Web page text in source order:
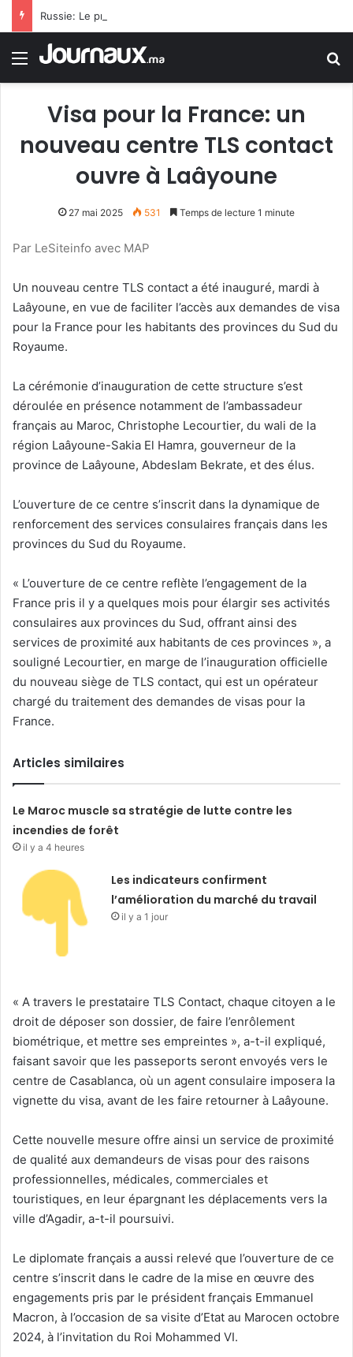
Menu
Visa pour la France: un
nouveau centre TLS contact
ouvre à Laâyoune
27 mai 2025 531 Temps de lecture 1 minute
Par LeSiteinfo avec MAP
Un nouveau centre TLS contact a été inauguré, mardi à
Laâyoune, en vue de faciliter l’accès aux demandes de visa
pour la France pour les habitants des provinces du Sud du
Royaume.
La cérémonie d’inauguration de cette structure s’est
déroulée en présence notamment de l’ambassadeur
français au Maroc, Christophe Lecourtier, du wali de la
région Laâyoune-Sakia El Hamra, gouverneur de la
province de Laâyoune, Abdeslam Bekrate, et des élus.
L’ouverture de ce centre s’inscrit dans la dynamique de
renforcement des services consulaires français dans les
provinces du Sud du Royaume.
« L’ouverture de ce centre reflète l’engagement de la
France pris il y a quelques mois pour élargir ses activités
consulaires aux provinces du Sud, offrant ainsi des
services de proximité aux habitants de ces provinces », a
souligné Lecourtier, en marge de l’inauguration officielle
du nouveau siège de TLS contact, qui est un opérateur
chargé du traitement des demandes de visas pour la
France.
Articles similaires
Le Maroc muscle sa stratégie de lutte contre les
incendies de forêt
il y a 4 heures
Les indicateurs confirment
l’amélioration du marché du travail
il y a 1 jour
« A travers le prestataire TLS Contact, chaque citoyen a le
droit de déposer son dossier, de faire l’enrôlement
biométrique, et mettre ses empreintes », a-t-il expliqué,
faisant savoir que les passeports seront envoyés vers le
centre de Casablanca, où un agent consulaire imposera la
vignette du visa, avant de les faire retourner à Laâyoune.
Cette nouvelle mesure offre ainsi un service de proximité
de qualité aux demandeurs de visas pour des raisons
professionnelles, médicales, commerciales et
touristiques, en leur épargnant les déplacements vers la
ville d’Agadir, a-t-il poursuivi.
Le diplomate français a aussi relevé que l’ouverture de ce
centre s’inscrit dans le cadre de la mise en œuvre des
engagements pris par le président français Emmanuel
Macron, à l’occasion de sa visite d’Etat au Marocen octobre
2024, à l’invitation du Roi Mohammed VI.